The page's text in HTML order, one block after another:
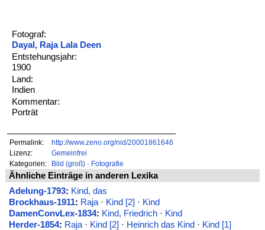
Fotograf:
Dayal, Raja Lala Deen
Entstehungsjahr:
1900
Land:
Indien
Kommentar:
Porträt
Permalink:
http://www.zeno.org/nid/20001861646
Lizenz:
Gemeinfrei
Kategorien:
Bild (groß)· Fotografie
Ähnliche Einträge in anderen Lexika
Adelung-1793: Kind, das
Brockhaus-1911: Raja· Kind [2] · Kind
DamenConvLex-1834: Kind, Friedrich· Kind
Herder-1854: Raja· Kind [2] · Heinrich das Kind · Kind [1]